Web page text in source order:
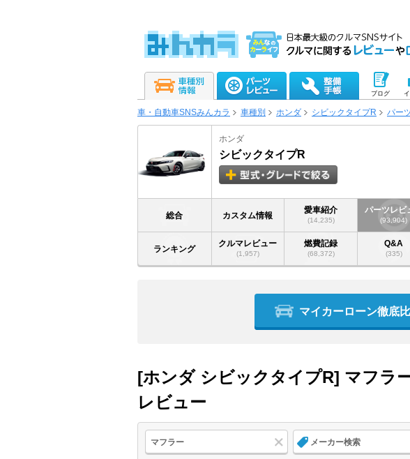
ブログ
車・自動車SNSみんカラ 車種別 ホンダ シビックタイプR パー
ホンダ
シビックタイプR
総合 カスタム情報
愛車紹介
(14,235)
パーツレビ
(93,904)
ランキング
クルマレビュー
(1,957)
燃費記録
(68,372)
Q&A
(335)
マイカーローン徹底比
[ホンダ シビックタイプR] マフラ
レビュー
マフラー メーカー検索